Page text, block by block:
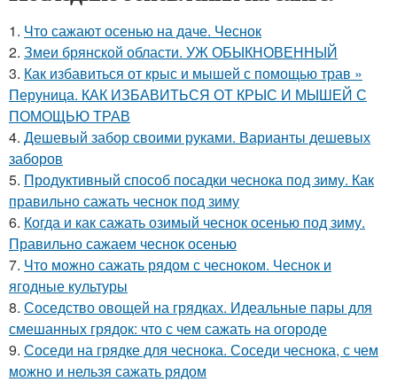
1. Что сажают осенью на даче. Чеснок
2. Змеи брянской области. УЖ ОБЫКНОВЕННЫЙ
3. Как избавиться от крыс и мышей с помощью трав »
Перуница. КАК ИЗБАВИТЬСЯ ОТ КРЫС И МЫШЕЙ С
ПОМОЩЬЮ ТРАВ
4. Дешевый забор своими руками. Варианты дешевых
заборов
5. Продуктивный способ посадки чеснока под зиму. Как
правильно сажать чеснок под зиму
6. Когда и как сажать озимый чеснок осенью под зиму.
Правильно сажаем чеснок осенью
7. Что можно сажать рядом с чесноком. Чеснок и
ягодные культуры
8. Соседство овощей на грядках. Идеальные пары для
смешанных грядок: что с чем сажать на огороде
9. Соседи на грядке для чеснока. Соседи чеснока, с чем
можно и нельзя сажать рядом